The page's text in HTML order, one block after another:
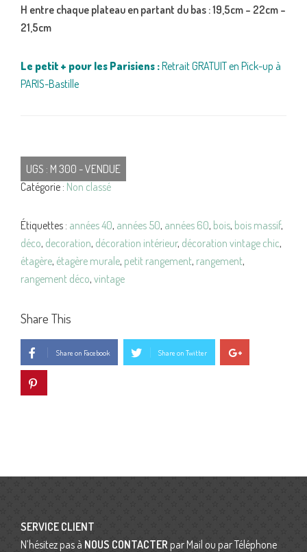
H entre chaque plateau en partant du bas : 19,5cm – 22cm –
21,5cm
Le petit + pour les Parisiens :Retrait GRATUIT en Pick-up à
PARIS-Bastille
UGS : M 300 - VENDUE
Catégorie : Non classé
Étiquettes : années 40, années 50, années 60, bois, bois massif,
déco, decoration, décoration intérieur, décoration vintage chic,
étagère, étagère murale, petit rangement, rangement,
rangement déco, vintage
Share This
Share on Facebook Share on Twitter
SERVICE CLIENT
N’hésitez pas à NOUS CONTACTER par Mail ou par Téléphone